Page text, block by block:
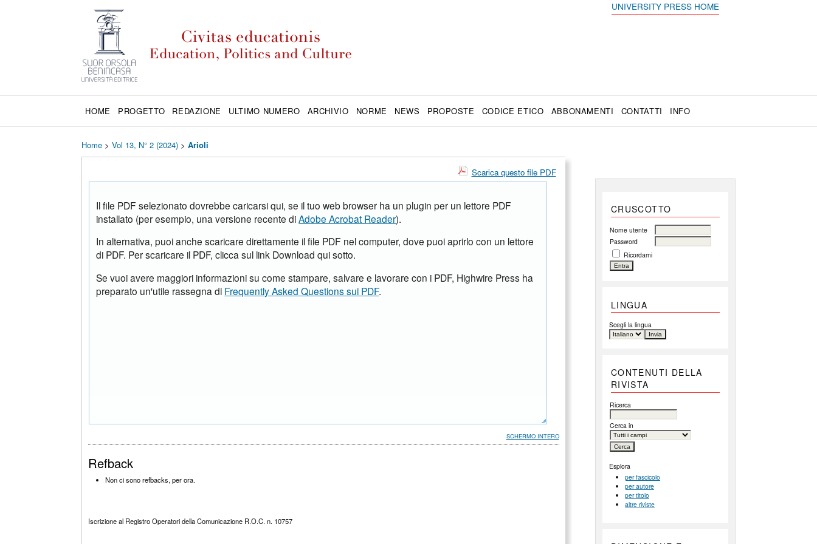
UNIVERSITY PRESS HOME
HOME PROGETTO REDAZIONE ULTIMO NUMERO ARCHIVIO NORME NEWS PROPOSTE CODICE ETICO ABBONAMENTI CONTATTI INFO
CRUSCOTTO
Nome utente
Password
Ricordami
LINGUA
Scegli la lingua
CONTENUTI DELLA
RIVISTA
Ricerca
Cerca in
Esplora
per fascicolo
per autore
per titolo
altre riviste
Home >Vol 13, N° 2 (2024) >Arioli
Scarica questo file PDF
Il file PDF selezionato dovrebbe caricarsi qui, se il tuo web browser ha un plugin per un lettore PDF
installato (per esempio, una versione recente diAdobe Acrobat Reader).
In alternativa, puoi anche scaricare direttamente il file PDF nel computer, dove puoi aprirlo con un lettore
di PDF. Per scaricare il PDF, clicca sul link Download qui sotto.
Se vuoi avere maggiori informazioni su come stampare, salvare e lavorare con i PDF, Highwire Press ha
preparato un'utile rassegna di Frequently Asked Questions sui PDF.
SCHERMO INTERO
Refback
Non ci sono refbacks, per ora.
Iscrizione al Registro Operatori della Comunicazione R.O.C. n. 10757